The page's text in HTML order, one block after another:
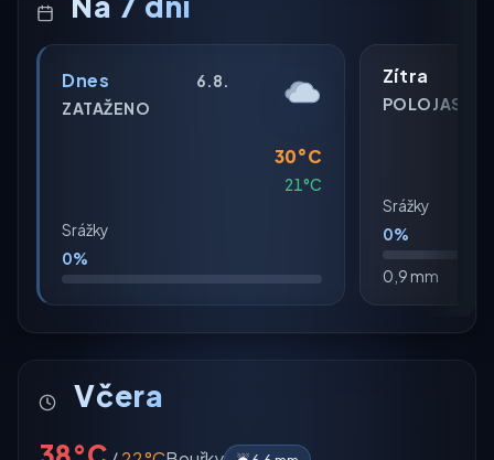
Dnes
6.8.
ZATAŽENO
30°C
21°C
Srážky
0%
Zítra
POLOJASNO
Srážky
0%
0,9 mm
Včera